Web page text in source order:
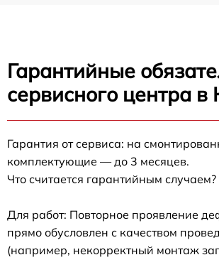
Гарантийные
сервисного центра в
Гарантия от сервиса: на
комплектующие — до 3 месяцев.
Что считается гарантийным случаем?
Для работ: Повторное проявление
прямо обусловлен с качеством
(например, некорректный монтаж